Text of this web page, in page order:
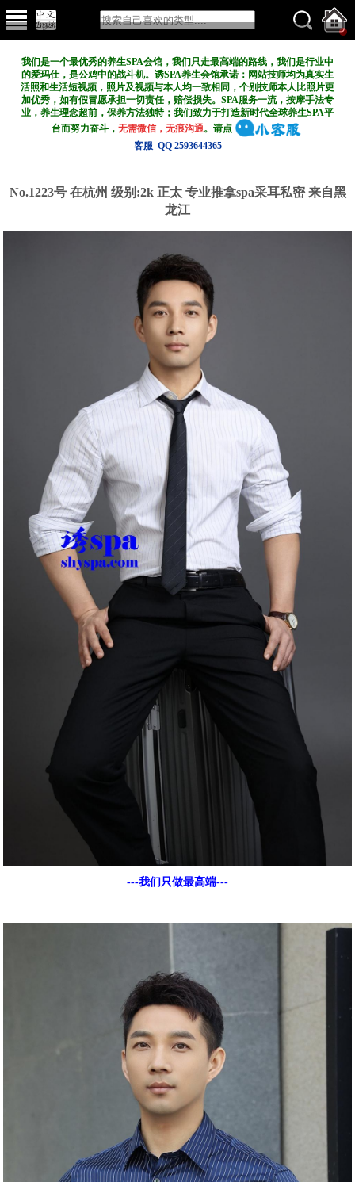
我们是一个最优秀的养生SPA会馆，我们只走最高端的路线，我们是行业中
的爱玛仕，是公鸡中的战斗机。诱SPA养生会馆承诺：网站技师均为真实生
活照和生活短视频，照片及视频与本人均一致相同，个别技师本人比照片更
加优秀，如有假冒愿承担一切责任，赔偿损失。SPA服务一流，按摩手法专
业，养生理念超前，保养方法独特；我们致力于打造新时代全球养生SPA平
台而努力奋斗，无需微信，无痕沟通。请点
客服 QQ 2593644365
No.1223号 在杭州 级别:2k 正太 专业推拿spa采耳私密 来自黑
龙江
---我们只做最高端---